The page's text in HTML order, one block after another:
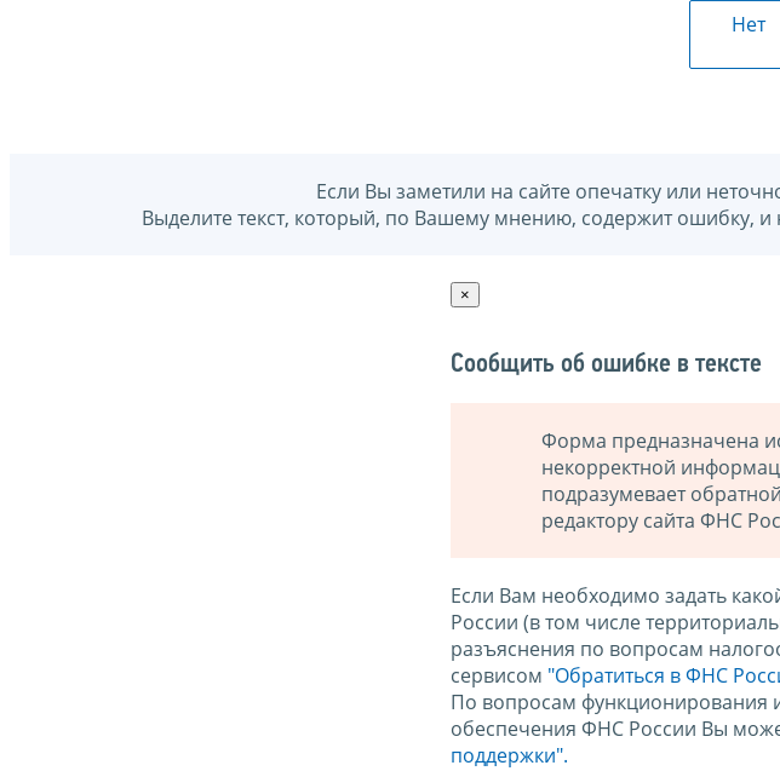
Нет
Если Вы заметили на сайте опечатку или
Выделите текст, который, по Вашему мнению, содержит ошибку,
×
Сообщить об ошибке в тексте
Форма предназначена
некорректной
подразумевает
редактору сайта ФНС
Если Вам необходимо задать
России (в том числе
разъяснения по вопросам
сервисом "Обратиться в ФНС
По вопросам функционирования
обеспечения ФНС России Вы
поддержки".